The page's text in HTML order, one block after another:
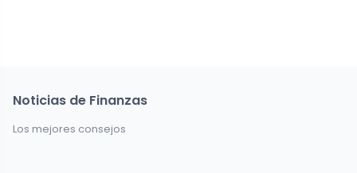
Noticias de Finanzas
Los mejores consejos